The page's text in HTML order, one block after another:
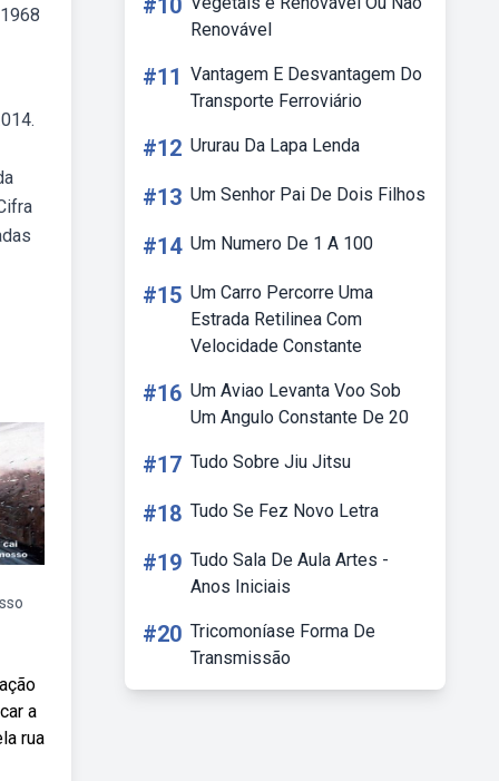
a
rua
#10
Renovável
#11 Vantagem E Desvantagem Do
Transporte Ferroviário
#12 Ururau Da Lapa Lenda
#13 Um Senhor Pai De Dois Filhos
#14 Um Numero De 1 A 100
#15 Um Carro Percorre Uma
Estrada Retilinea Com
Velocidade Constante
#16 Um Aviao Levanta Voo Sob
Um Angulo Constante De 20
#17 Tudo Sobre Jiu Jitsu
#18 Tudo Se Fez Novo Letra
#19 Tudo Sala De Aula Artes -
Anos Iniciais
#20 Tricomoníase Forma De
Transmissão